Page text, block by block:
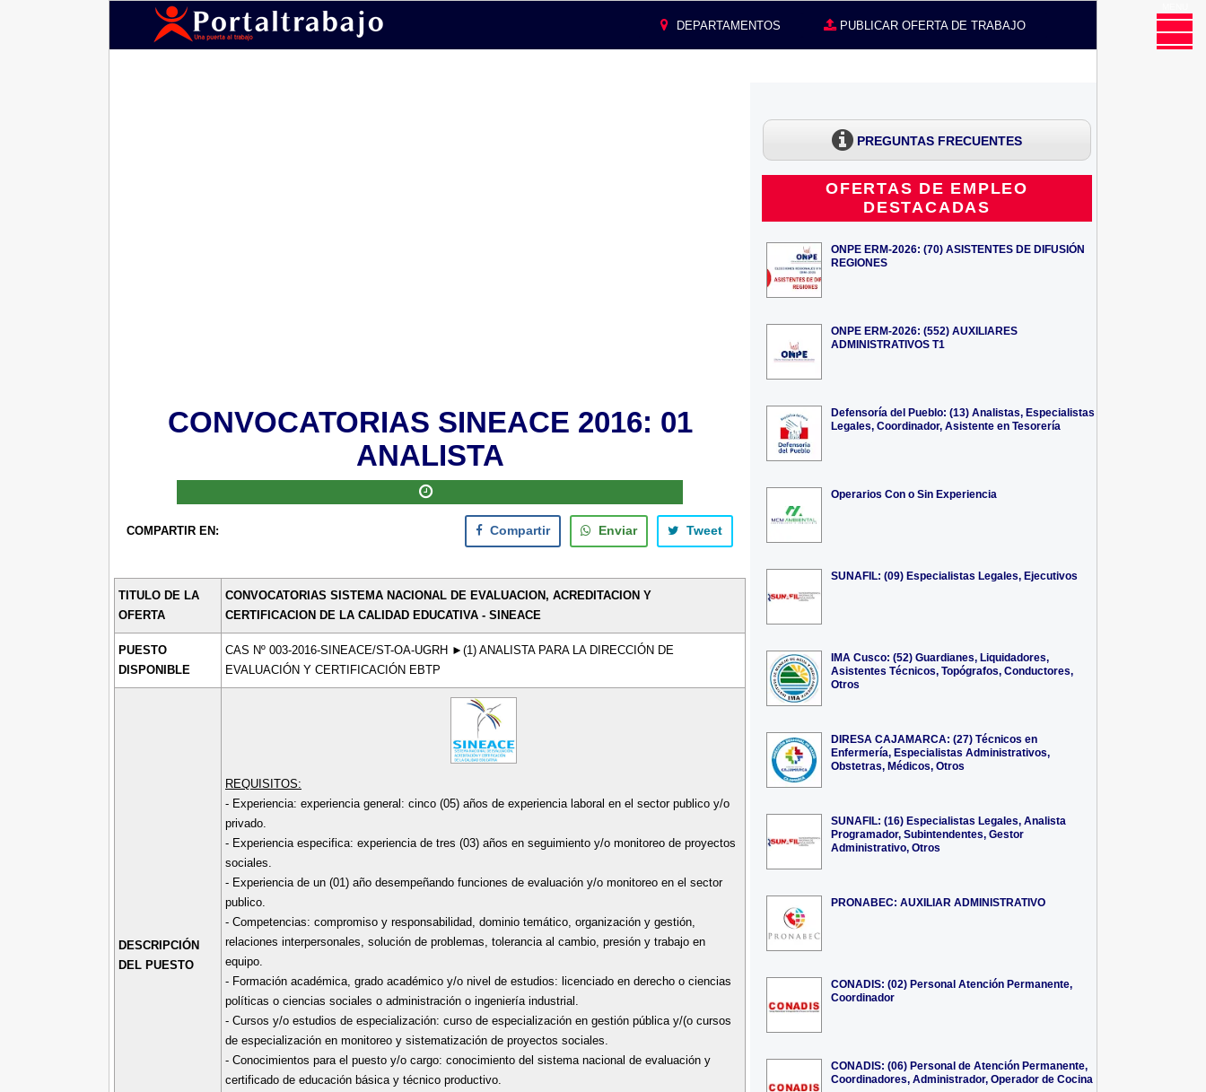
DEPARTAMENTOS PUBLICAR OFERTA DE TRABAJO
CONVOCATORIAS SINEACE 2016: 01
ANALISTA
COMPARTIR EN: Compartir Enviar Tweet
TITULO DE LA
OFERTA
CONVOCATORIAS SISTEMA NACIONAL DE EVALUACION, ACREDITACION Y
CERTIFICACION DE LA CALIDAD EDUCATIVA - SINEACE
PUESTO
DISPONIBLE
CAS Nº 003-2016-SINEACE/ST-OA-UGRH ►(1) ANALISTA PARA LA DIRECCIÓN DE
EVALUACIÓN Y CERTIFICACIÓN EBTP
DESCRIPCIÓN
DEL PUESTO
REQUISITOS:
- Experiencia: experiencia general: cinco (05) años de experiencia laboral en el sector publico y/o
privado.
- Experiencia especifica: experiencia de tres (03) años en seguimiento y/o monitoreo de proyectos
sociales.
- Experiencia de un (01) año desempeñando funciones de evaluación y/o monitoreo en el sector
publico.
- Competencias: compromiso y responsabilidad, dominio temático, organización y gestión,
relaciones interpersonales, solución de problemas, tolerancia al cambio, presión y trabajo en
equipo.
- Formación académica, grado académico y/o nivel de estudios: licenciado en derecho o ciencias
políticas o ciencias sociales o administración o ingeniería industrial.
- Cursos y/o estudios de especialización: curso de especialización en gestión pública y/(o cursos
de especialización en monitoreo y sistematización de proyectos sociales.
- Conocimientos para el puesto y/o cargo: conocimiento del sistema nacional de evaluación y
certificado de educación básica y técnico productivo.
PREGUNTAS FRECUENTES
OFERTAS DE EMPLEO
DESTACADAS
ONPE ERM-2026: (70) ASISTENTES DE DIFUSIÓN
REGIONES
ONPE ERM-2026: (552) AUXILIARES
ADMINISTRATIVOS T1
Defensoría del Pueblo: (13) Analistas, Especialistas
Legales, Coordinador, Asistente en Tesorería
Operarios Con o Sin Experiencia
SUNAFIL: (09) Especialistas Legales, Ejecutivos
IMA Cusco: (52) Guardianes, Liquidadores,
Asistentes Técnicos, Topógrafos, Conductores,
Otros
DIRESA CAJAMARCA: (27) Técnicos en
Enfermería, Especialistas Administrativos,
Obstetras, Médicos, Otros
SUNAFIL: (16) Especialistas Legales, Analista
Programador, Subintendentes, Gestor
Administrativo, Otros
PRONABEC: AUXILIAR ADMINISTRATIVO
CONADIS: (02) Personal Atención Permanente,
Coordinador
CONADIS: (06) Personal de Atención Permanente,
Coordinadores, Administrador, Operador de Cocina